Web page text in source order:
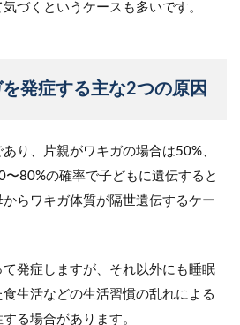
づくというケースも多いです。
発症する主な2つの原因
り、片親がワキガの場合は50%、
80%の確率で子どもに遺伝すると
らワキガ体質が隔世遺伝するケー
発症しますが、それ以外にも睡眠
生活などの生活習慣の乱れによる
る場合があります。